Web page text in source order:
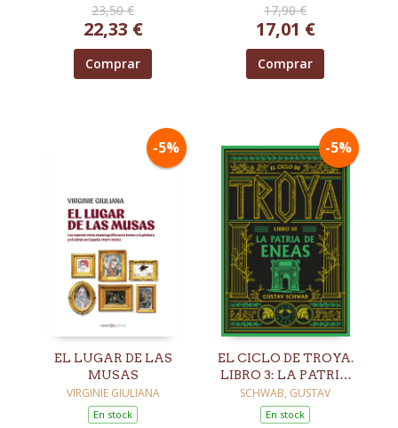
23,50 €
22,33 €
Comprar
17,90 €
17,01 €
Comprar
-5%
EL LUGAR DE LAS
MUSAS
VIRGINIE GIULIANA
En stock
-5%
EL CICLO DE TROYA.
LIBRO 3: LA PATRIA
DE ENEAS
SCHWAB, GUSTAV
En stock